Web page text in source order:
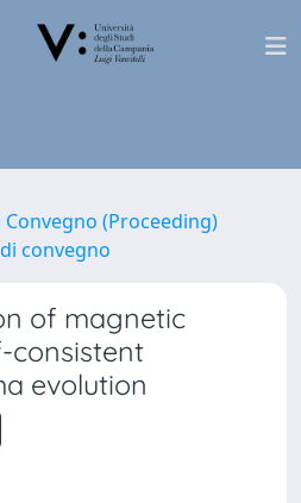
(Proceeding)
convegno
of magnetic
consistent
evolution